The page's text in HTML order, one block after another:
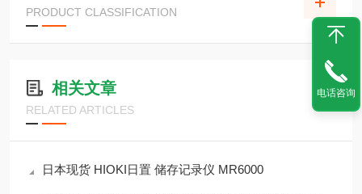
PRODUCT CLASSIFICATION
相关文章
RELATED ARTICLES
日本现货 HIOKI日置 储存记录仪 MR6000
电话咨询